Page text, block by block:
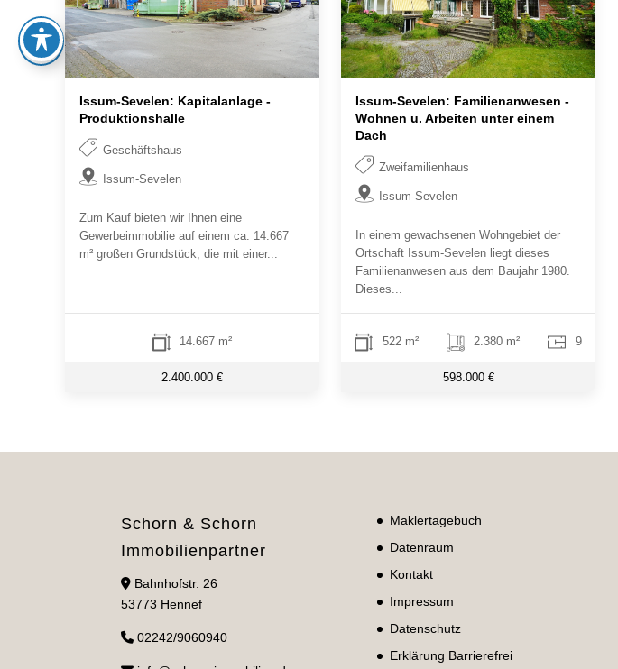
Issum-Sevelen: Kapitalanlage -
Produktionshalle
Geschäftshaus
Issum-Sevelen
Zum Kauf bieten wir Ihnen eine
Gewerbeimmobilie auf einem ca. 14.667
m² großen Grundstück, die mit einer...
14.667 m²
2.400.000 €
Issum-Sevelen: Familienanwesen -
Wohnen u. Arbeiten unter einem
Dach
Zweifamilienhaus
Issum-Sevelen
In einem gewachsenen Wohngebiet der
Ortschaft Issum-Sevelen liegt dieses
Familienanwesen aus dem Baujahr 1980.
Dieses...
522 m² 2.380 m² 9
598.000 €
Schorn & Schorn
Immobilienpartner
Bahnhofstr. 26
53773 Hennef
02242/9060940
Maklertagebuch
Datenraum
Kontakt
Impressum
Datenschutz
Erklärung Barrierefrei